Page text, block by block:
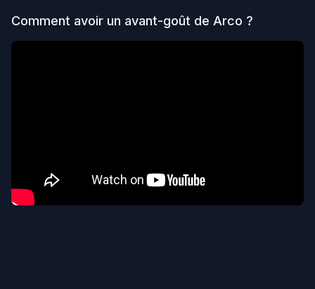
Comment avoir un avant-goût de Arco ?